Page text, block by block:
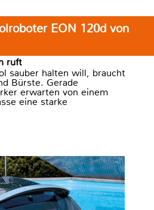
EON 120d von
ruft
sauber halten will, braucht
Bürste. Gerade
erwarten von einem
eine starke